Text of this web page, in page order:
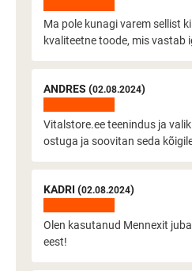
Ma pole kunagi varem sellist
kvaliteetne toode, mis vastab
ANDRES (02.08.2024)
Vitalstore.ee teenindus ja
ostuga ja soovitan seda
KADRI (02.08.2024)
Olen kasutanud Mennexit
eest!